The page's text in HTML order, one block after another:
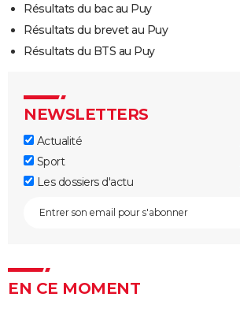
Résultats du bac au Puy
Résultats du brevet au Puy
Résultats du BTS au Puy
NEWSLETTERS
Actualité
Sport
Les dossiers d'actu
EN CE MOMENT